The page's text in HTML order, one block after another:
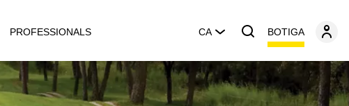
PROFESSIONALS CA BOTIGA